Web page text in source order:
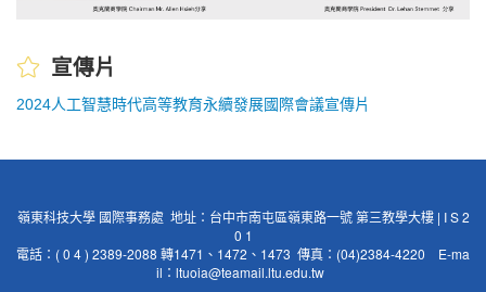
宣傳片
2024人工智慧時代高等教育永續發展國際會議宣傳片
嶺東科技大學 國際事務處 地址：台中市南屯區嶺東路一號 第三教學大樓 | I S 2
0 1
電話：( 0 4 ) 2389-2088 轉1471、1472、1473 傳真：(04)2384-4220 E-ma
il： ltuoia@teamail.ltu.edu.tw